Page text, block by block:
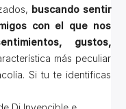
buscando sentir
con el que nos
gustos,
más peculiar
Si tu te identificas